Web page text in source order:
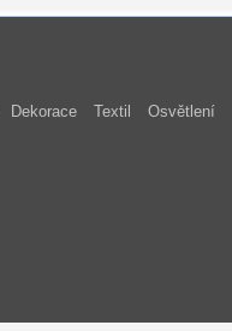
Dekorace Textil Osvětlení